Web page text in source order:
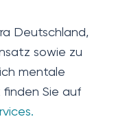
Deutschland,
sowie zu
mentale
Sie auf